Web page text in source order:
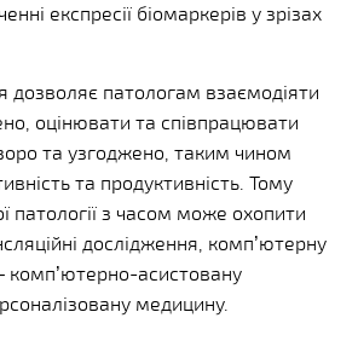
експресії біомаркерів у зрізах
дозволяє патологам взаємодіяти
оцінювати та співпрацювати
та узгоджено, таким чином
та продуктивність. Тому
патології з часом може охопити
дослідження, комп’ютерну
комп’ютерно-асистовану
медицину.